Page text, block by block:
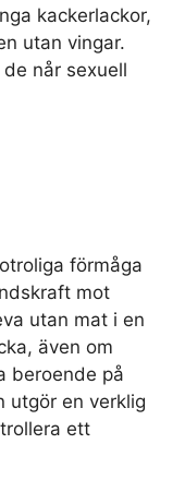
kackerlackor,
utan vingar.
når sexuell
förmåga
mot
utan mat i en
även om
beroende på
utgör en verklig
ett